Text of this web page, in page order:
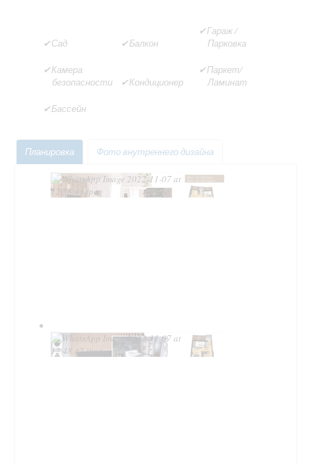
Сад Балкон
Гараж /
Парковка
Камера
безопасности
Кондиционер
Паркет/
Ламинат
Бассейн
Планировка Фото внутреннего дизайна